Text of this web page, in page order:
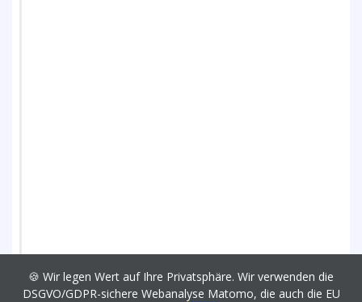
🍪 Wir legen Wert auf Ihre Privatsphäre. Wir verwenden die
DSGVO/GDPR-sichere Webanalyse Matomo, die auch die EU